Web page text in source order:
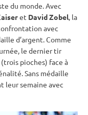
du monde. Avec
et David Zobel, la
avec
d’argent. Comme
le dernier tir
(trois pioches) face à
. Sans médaille
leur semaine avec